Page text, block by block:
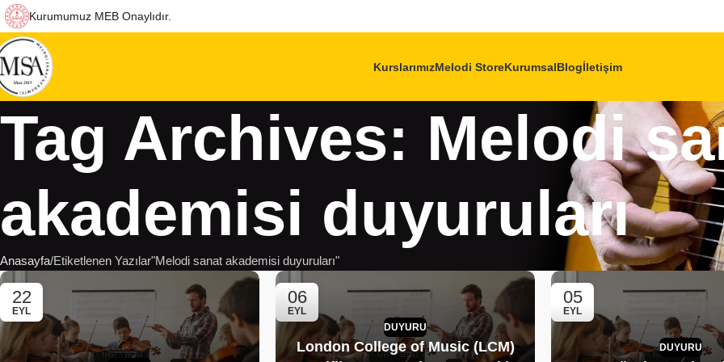
Kurumumuz MEB Onaylıdır.
KurslarımızMelodi StoreKurumsalBlogİletişim
Tag Archives: Melodi
akademisi duyuruları
Anasayfa Etiketlenen Yazılar"Melodi sanat akademisi duyuruları"
22
EYL
06
EYL
DUYURU
London College of Music (LCM)
05
EYL
DUYURU